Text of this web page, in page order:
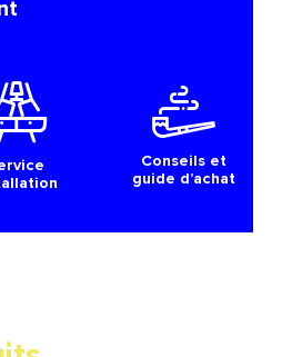
Conseils et
guide d’achat